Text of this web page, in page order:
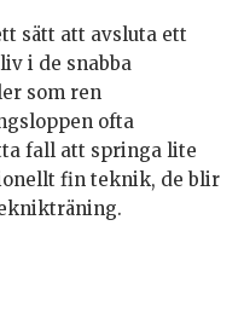
sätt att avsluta ett
i de snabba
som ren
ofta
fall att springa lite
fin teknik, de blir